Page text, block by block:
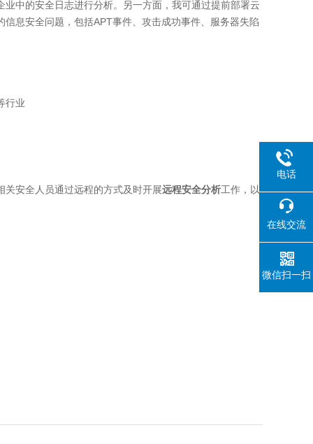
中的安全日志进行分析。另一方面，我可通过提前部署云
息安全问题，包括APT事件、攻击成功事件、服务器失陷
行业
安全人员通过远程的方式及时开展远程安全分析工作，以
电话
在线交流
微信扫一扫